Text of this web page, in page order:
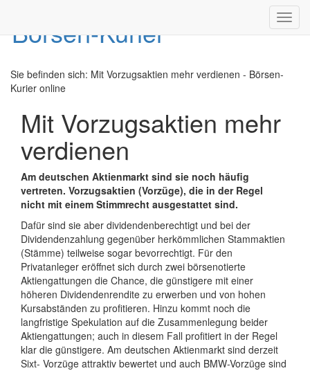
Sie befinden sich: Mit Vorzugsaktien mehr verdienen - Börsen-
Kurier online
Mit Vorzugsaktien mehr
verdienen
Am deutschen Aktienmarkt sind sie noch häufig
vertreten. Vorzugsaktien (Vorzüge), die in der Regel
nicht mit einem Stimmrecht ausgestattet sind.
Dafür sind sie aber dividendenberechtigt und bei der
Dividendenzahlung gegenüber herkömmlichen Stammaktien
(Stämme) teilweise sogar bevorrechtigt. Für den
Privatanleger eröffnet sich durch zwei börsenotierte
Aktiengattungen die Chance, die günstigere mit einer
höheren Dividendenrendite zu erwerben und von hohen
Kursabständen zu profitieren. Hinzu kommt noch die
langfristige Spekulation auf die Zusammenlegung beider
Aktiengattungen; auch in diesem Fall profitiert in der Regel
klar die günstigere. Am deutschen Aktienmarkt sind derzeit
Sixt- Vorzüge attraktiv bewertet und auch BMW-Vorzüge sind